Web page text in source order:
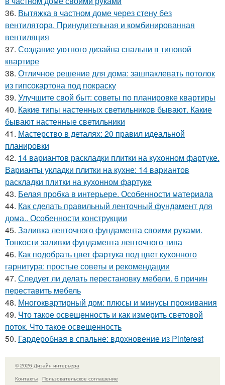
36. Вытяжка в частном доме через стену без
вентилятора. Принудительная и комбинированная
вентиляция
37. Создание уютного дизайна спальни в типовой
квартире
38. Отличное решение для дома: зашпаклевать потолок
из гипсокартона под покраску
39. Улучшите свой быт: советы по планировке квартиры
40. Какие типы настенных светильников бывают. Какие
бывают настенные светильники
41. Мастерство в деталях: 20 правил идеальной
планировки
42. 14 вариантов раскладки плитки на кухонном фартуке.
Варианты укладки плитки на кухне: 14 вариантов
раскладки плитки на кухонном фартуке
43. Белая пробка в интерьере. Особенности материала
44. Как сделать правильный ленточный фундамент для
дома.. Особенности конструкции
45. Заливка ленточного фундамента своими руками.
Тонкости заливки фундамента ленточного типа
46. Как подобрать цвет фартука под цвет кухонного
гарнитура: простые советы и рекомендации
47. Следует ли делать перестановку мебели. 6 причин
переставить мебель
48. Многоквартирный дом: плюсы и минусы проживания
49. Что такое освещенность и как измерить световой
поток. Что такое освещенность
50. Гардеробная в спальне: вдохновение из Pinterest
© 2026 Дизайн интерьера
Контакты
Пользовательское соглашение